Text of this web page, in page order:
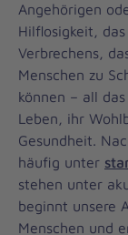
Angehörigen
Hilflosigkeit,
Verbrechens,
Menschen zu
können – all
Leben, ihr
Gesundheit.
häufig unter
stehen unter
beginnt unsere
Menschen und